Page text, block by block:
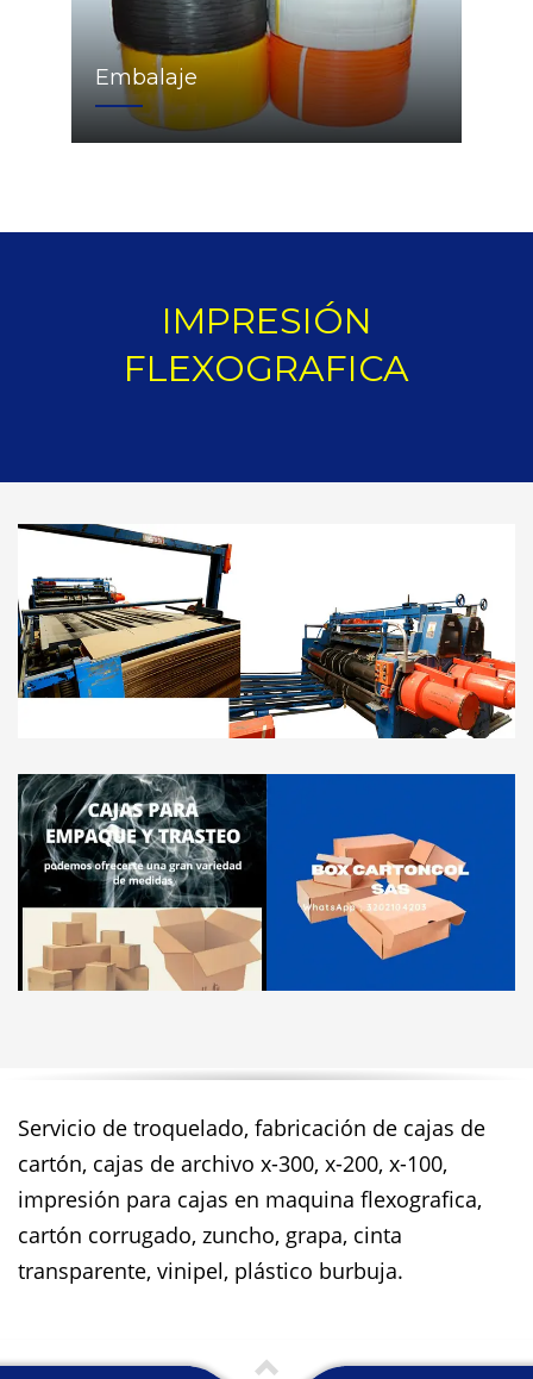
Embalaje
IMPRESIÓN
FLEXOGRAFICA
Servicio de troquelado, fabricación de cajas de
cartón, cajas de archivo x-300, x-200, x-100,
impresión para cajas en maquina flexografica,
cartón corrugado, zuncho, grapa, cinta
transparente, vinipel, plástico burbuja.